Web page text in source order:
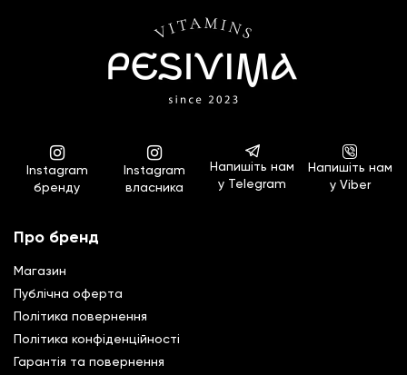
Instagram
бренду
Instagram
власника
Напишіть нам
у Telegram
Напишіть нам
у Viber
Про бренд
Магазин
Публічна оферта
Політика повернення
Полiтика конфiденцiйностi
Гарантiя та повернення